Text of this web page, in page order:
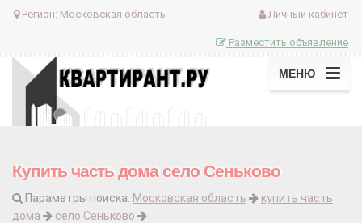
Регион: Московская область Личный кабинет
Разместить объявление
МЕНЮ
Купить часть дома село Сеньково
Параметры поиска: Московская область
купить часть
дома
село Сеньково